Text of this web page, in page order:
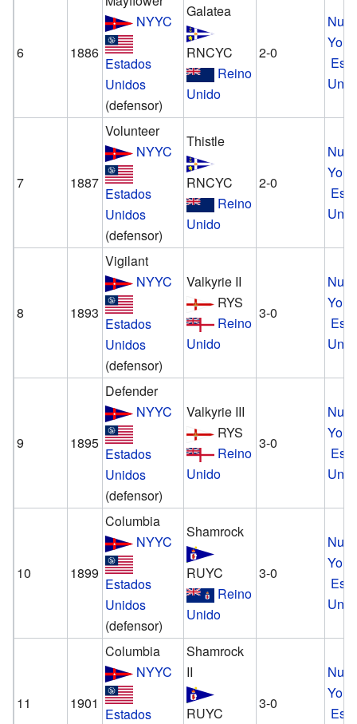
6 1886
NYYC
Estados
Unidos
(defensor)
Galatea
RNCYC
Reino
Unido
2-0
York
7 1887
Volunteer
NYYC
Estados
Unidos
(defensor)
Thistle
RNCYC
Reino
Unido
2-0
York
8 1893
Vigilant
NYYC
Estados
Unidos
(defensor)
Valkyrie II
RYS
Reino
Unido
3-0
York
9 1895
Defender
NYYC
Estados
Unidos
(defensor)
Valkyrie III
RYS
Reino
Unido
3-0
York
10 1899
Columbia
NYYC
Estados
Unidos
(defensor)
Shamrock
RUYC
Reino
Unido
3-0
York
11 1901
Columbia
NYYC
Estados
Shamrock
II
RUYC
3-0
York